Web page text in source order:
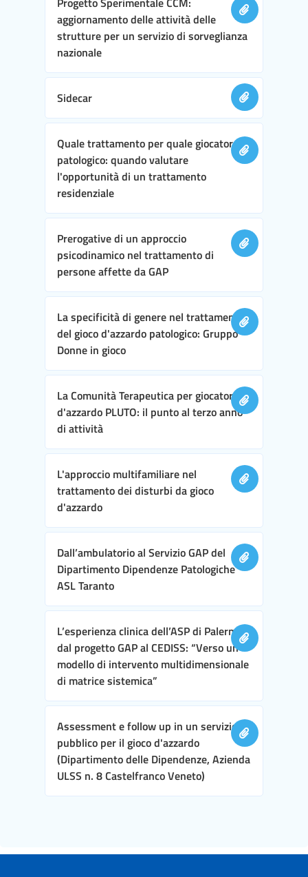
aggiornamento delle attività delle
strutture per un servizio di sorveglianza
nazionale
Sidecar
Quale trattamento per quale giocatore
patologico: quando valutare
l'opportunità di un trattamento
residenziale
Prerogative di un approccio
psicodinamico nel trattamento di
persone affette da GAP
La specificità di genere nel trattamento
del gioco d'azzardo patologico: Gruppo
Donne in gioco
La Comunità Terapeutica per giocatori
d'azzardo PLUTO: il punto al terzo anno
di attività
L'approccio multifamiliare nel
trattamento dei disturbi da gioco
d'azzardo
Dall’ambulatorio al Servizio GAP del
Dipartimento Dipendenze Patologiche
ASL Taranto
L’esperienza clinica dell’ASP di Palermo,
dal progetto GAP al CEDISS: “Verso un
modello di intervento multidimensionale
di matrice sistemica”
Assessment e follow up in un servizio
pubblico per il gioco d'azzardo
(Dipartimento delle Dipendenze, Azienda
ULSS n. 8 Castelfranco Veneto)